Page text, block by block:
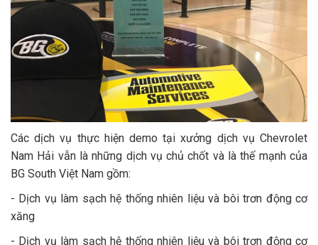
Các dịch vụ thực hiện demo tại xưởng dịch vụ Chevrolet
Nam Hải vẫn là những dịch vụ chủ chốt và là thế mạnh của
BG South Việt Nam gồm:
- Dịch vụ làm sạch hệ thống nhiên liệu và bôi trơn động cơ
xăng
- Dịch vụ làm sạch hệ thống nhiên liệu và bôi trơn động cơ